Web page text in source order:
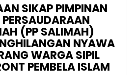
SIKAP PIMPINAN
(PP SALIMAH)
NYAWA
WARGA SIPIL
PEMBELA ISLAM